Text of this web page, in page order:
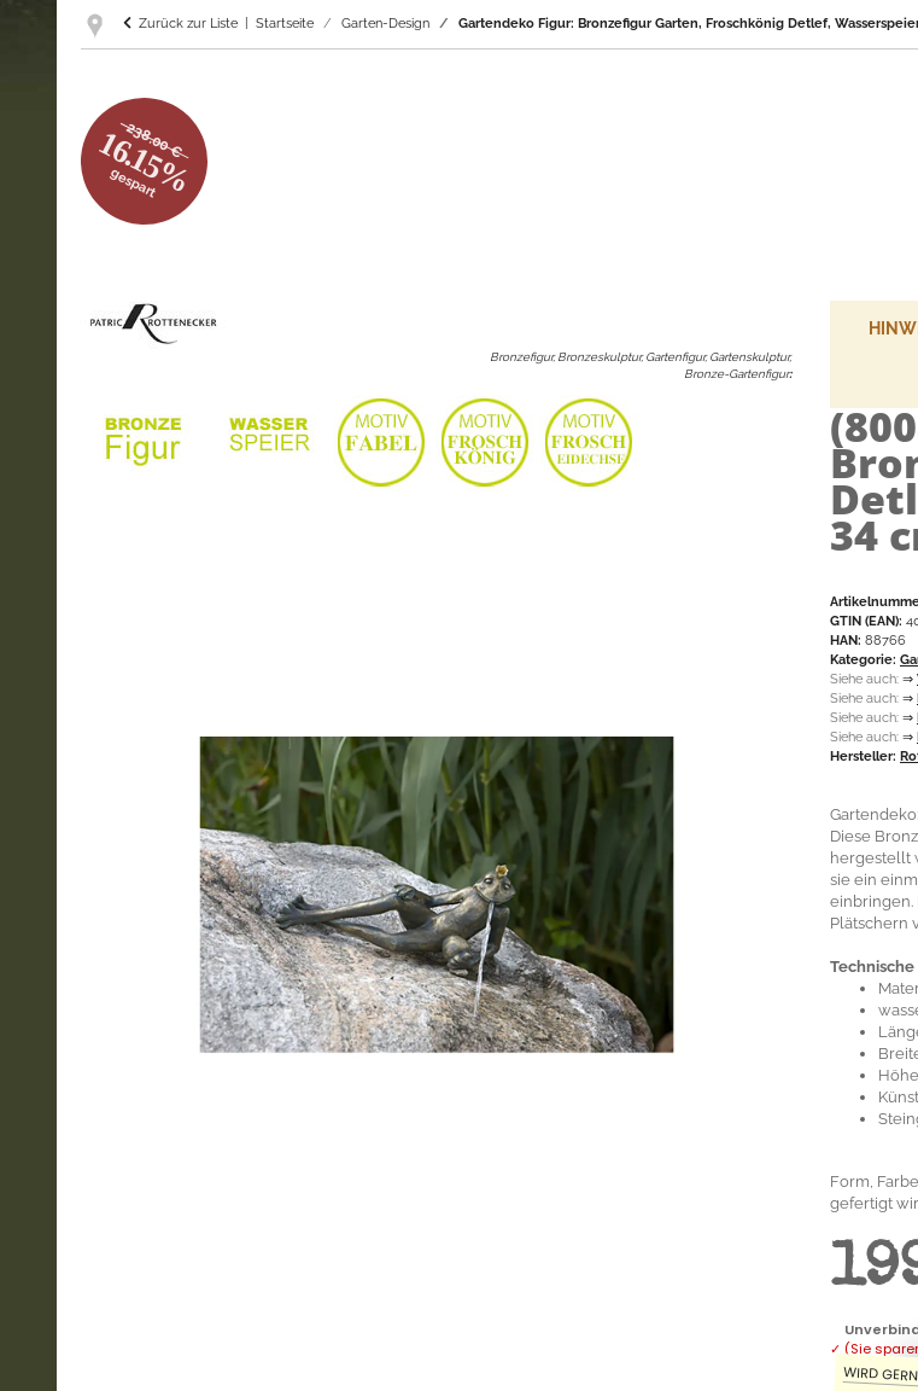
Zurück zur Liste Startseite Garten-Design Gartendeko Figur: Bronzefigur Garten, Froschkönig Detlef,
238.00 €
16.15%
gespart
Bronzefigur, Bronzeskulptur, Gartenfigur, Gartenskulptur,
Bronze-Gartenfigur:
34
GTIN (EAN):
HAN: 88766
Kategorie:
Siehe auch: ⇒
Siehe auch: ⇒
Siehe auch: ⇒
Siehe auch: ⇒
Hersteller:
Diese
hergestellt
sie ein
einbringen.
Plätschern
Technische
Form,
gefertigt
✓ (Sie